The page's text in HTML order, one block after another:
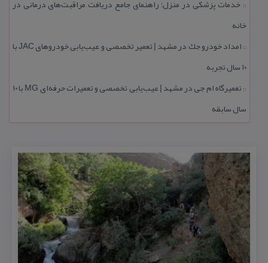
:: خدمات پزشكی در منزل؛ راهنمای جامع دریافت مراقبت‌های درمانی در
خانه
::
امداد خودرو جك در مشهد | تعمیر تخصصی و عیب‌یابی خودروهای JAC با
۱۰ سال تجربه
::
تعمیرگاه ام جی در مشهد | عیب‌یابی تخصصی و تعمیرات حرفه‌ای MG با ۱۰
سال سابقه